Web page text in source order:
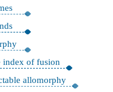
index of fusion
allomorphy